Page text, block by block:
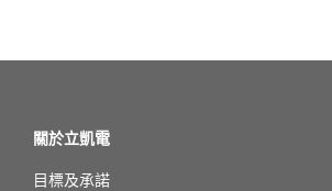
關於立凱電
目標及承諾